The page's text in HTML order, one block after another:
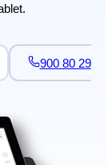
900 80 29